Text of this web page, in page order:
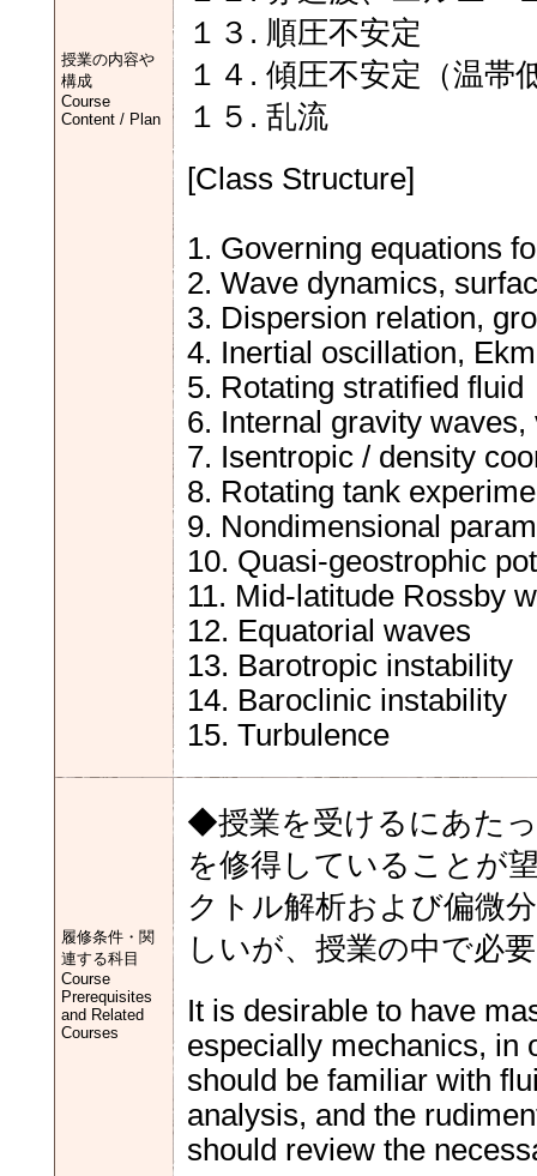
授業の内容や
構成
Course
Content / Plan
１３. 順圧不安定
１４. 傾圧不安定（温帯
１５. 乱流
[Class Structure]
1. Governing equations
2. Wave dynamics,
3. Dispersion relation,
4. Inertial oscillation,
5. Rotating stratified fluid
6. Internal gravity
7. Isentropic / density
8. Rotating tank
9. Nondimensional
10. Quasi-geostrophic
11. Mid-latitude Rossby
12. Equatorial waves
13. Barotropic instability
14. Baroclinic instability
15. Turbulence
履修条件・関
連する科目
Course
Prerequisites
and Related
Courses
◆授業を受けるにあた
を修得していることが
クトル解析および偏微
しいが、授業の中で必
It is desirable to have
especially mechanics, in
should be familiar with
analysis, and the
should review the